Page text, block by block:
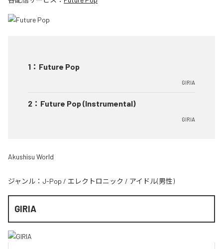
1 ： Future Pop
GIRIA
2 ： Future Pop (Instrumental)
GIRIA
Akushisu World
ジャンル： J-Pop / エレクトロニック / アイドル(男性)
GIRIA